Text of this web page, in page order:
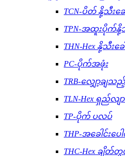
TCN-ပိတ် နို့သီးခေ
TPN-အထူးပိုက်နို့သီ
THN-Hex နို့သီးခေ
PC-ပိုက်အဖုံး
TRB-လျှော့ချသ
TLN-Hex ရှည်လျ
TP-ပိုက် ပလပ်
THP-အခေါင်း
THC-Hex ချိတ်တွ